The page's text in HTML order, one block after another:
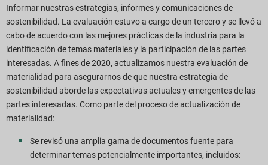
Informar nuestras estrategias, informes y comunicaciones de
sostenibilidad. La evaluación estuvo a cargo de un tercero y se llevó a
cabo de acuerdo con las mejores prácticas de la industria para la
identificación de temas materiales y la participación de las partes
interesadas. A fines de 2020, actualizamos nuestra evaluación de
materialidad para asegurarnos de que nuestra estrategia de
sostenibilidad aborde las expectativas actuales y emergentes de las
partes interesadas. Como parte del proceso de actualización de
materialidad:
Se revisó una amplia gama de documentos fuente para
determinar temas potencialmente importantes, incluidos: